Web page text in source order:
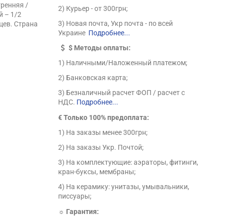
/
– 1/2
Страна
2) Курьер - от 300грн;
3) Новая почта, Укр почта - по всей
Украине Подробнее...
$ Методы оплаты:
1) Наличными/Наложенный платежом;
2) Банковская карта;
3) Безналичный расчет ФОП / расчет с
НДС. Подробнее...
€ Только 100% предоплата:
1) На заказы менее 300грн;
2) На заказы Укр. Почтой;
3) На комплектующие: аэраторы, фитинги,
кран-буксы, мембраны;
4) На керамику: унитазы, умывальники,
писсуары;
☼ Гарантия: